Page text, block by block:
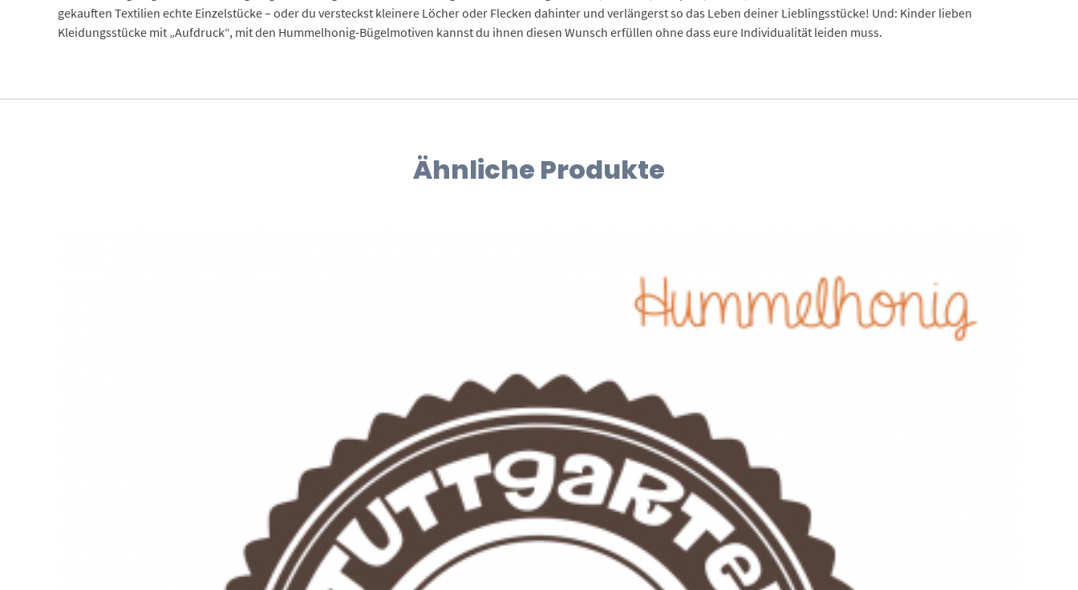
gekauften Textilien echte Einzelstücke – oder du versteckst kleinere Löcher oder Flecken dahinter und verlängerst so das Leben deiner Lieblingsstücke! Und: Kinder lieben
Kleidungsstücke mit „Aufdruck“, mit den Hummelhonig-Bügelmotiven kannst du ihnen diesen Wunsch erfüllen ohne dass eure Individualität leiden muss.
Ähnliche Produkte